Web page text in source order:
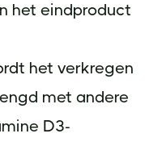
het eindproduct
het verkregen
met andere
D3-